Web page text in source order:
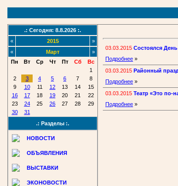
.: Сегодня: 8.8.2026 :.
«
2015
»
«
Март
»
Пн
Вт Ср Чт Пт Сб
Вс
1
2
3 4 5 6 7
8
9
10 11 12 13 14
15
16
17 18 19 20 21
22
23
24 25 26 27 28
29
30
31
.: Разделы :.
НОВОСТИ
ОБЪЯВЛЕНИЯ
ВЫСТАВКИ
ЭКОНОВОСТИ
03.03.2015 Состоялся
Подробнее »
03.03.2015 Районный
Подробнее »
03.03.2015 Театр «Это по-
Подробнее »